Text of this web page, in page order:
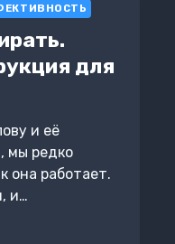
для
и её
мы редко
она работает.
и…